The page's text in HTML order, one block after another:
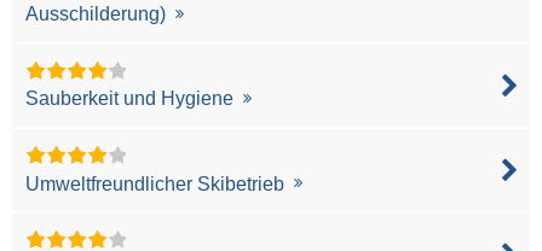
Ausschilderung)
Sauberkeit und Hygiene
Umweltfreundlicher Skibetrieb